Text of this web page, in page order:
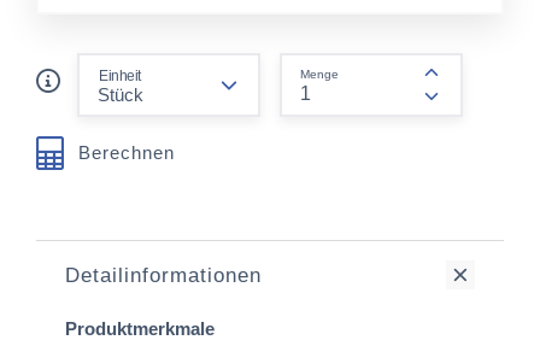
Einheit Menge
Berechnen
Detailinformationen
Produktmerkmale